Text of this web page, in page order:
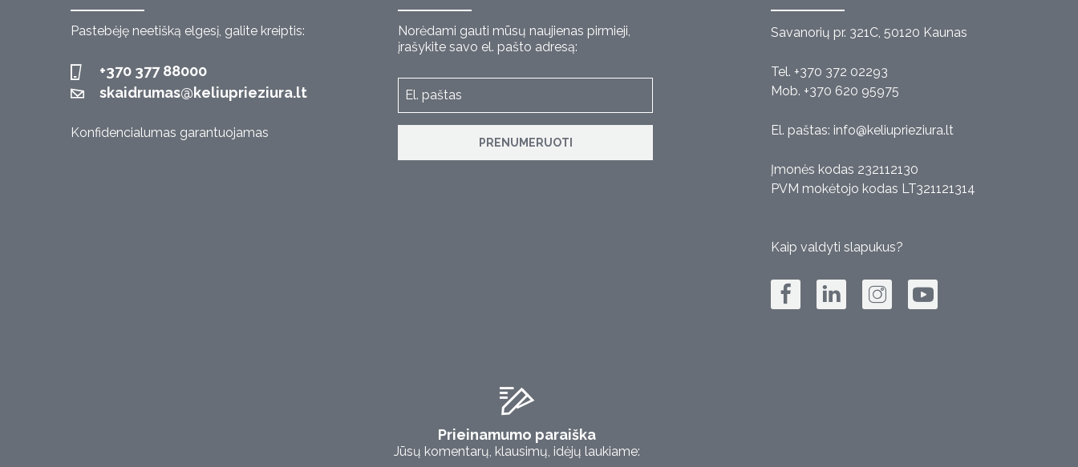
Pastebėję neetišką elgesį, galite kreiptis:
+370 377 88000
skaidrumas@keliuprieziura.lt
Konfidencialumas garantuojamas
Norėdami gauti mūsų naujienas pirmieji,
įrašykite savo el. pašto adresą:
PRENUMERUOTI
Savanorių pr. 321C, 50120 Kaunas
Tel. +370 372 02293
Mob. +370 620 95975
El. paštas: info@keliuprieziura.lt
Įmonės kodas 232112130
PVM mokėtojo kodas LT321121314
Kaip valdyti slapukus?
Prieinamumo paraiška
Jūsų komentarų, klausimų, idėjų laukiame: